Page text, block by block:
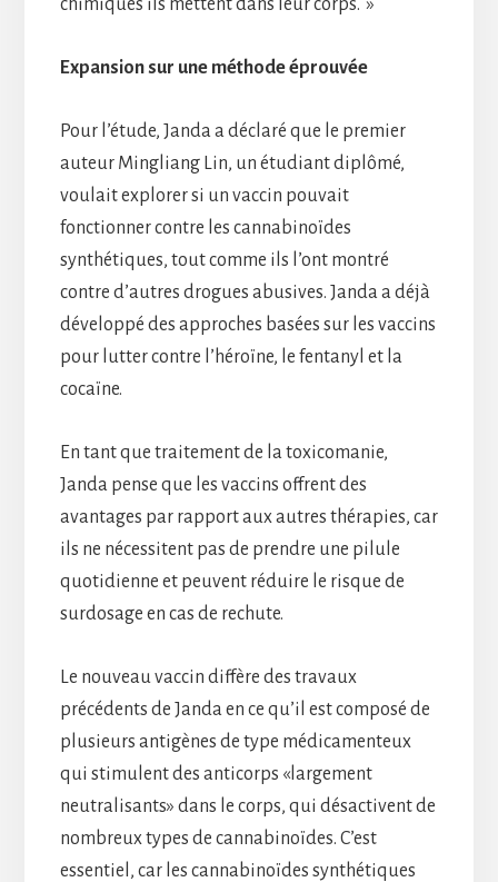
Expansion sur une méthode éprouvée
Pour l’étude, Janda a déclaré que le premier
auteur Mingliang Lin, un étudiant diplômé,
voulait explorer si un vaccin pouvait
fonctionner contre les cannabinoïdes
synthétiques, tout comme ils l’ont montré
contre d’autres drogues abusives. Janda a déjà
développé des approches basées sur les vaccins
pour lutter contre l’héroïne, le fentanyl et la
cocaïne.
En tant que traitement de la toxicomanie,
Janda pense que les vaccins offrent des
avantages par rapport aux autres thérapies, car
ils ne nécessitent pas de prendre une pilule
quotidienne et peuvent réduire le risque de
surdosage en cas de rechute.
Le nouveau vaccin diffère des travaux
précédents de Janda en ce qu’il est composé de
plusieurs antigènes de type médicamenteux
qui stimulent des anticorps «largement
neutralisants» dans le corps, qui désactivent de
nombreux types de cannabinoïdes. C’est
essentiel, car les cannabinoïdes synthétiques